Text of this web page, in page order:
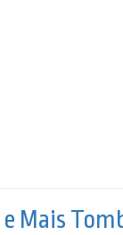
Mais